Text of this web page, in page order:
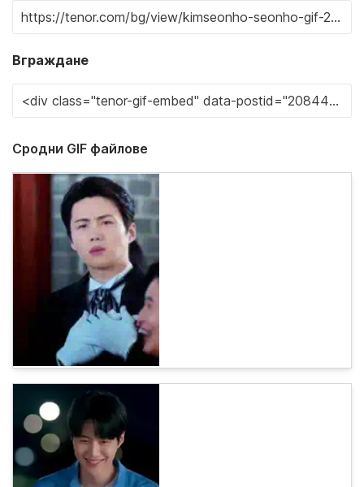
Вграждане
Сродни GIF файлове